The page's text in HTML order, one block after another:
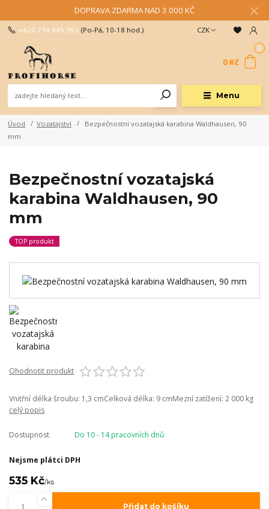
DOPRAVA ZDARMA NAD 3 000 KČ
Menu
CZK
+420 734 845 393 (Po-Pá, 10-18 hod.)
0
0 Kč
Úvod Vozatajství
Bezpečnostní vozatajská karabina Waldhausen, 90
mm
Bezpečnostní vozatajská
karabina Waldhausen, 90
mm
TOP produkt
Ohodnotit produkt
Vnitřní délka šroubu: 1,3 cmCelková délka: 9 cmMezní zatížení: 2 000 kg
celý popis
Dostupnost Do 10 - 14 pracovních dnů
Nejsme plátci DPH
535 Kč/ks
Přidat do košíku